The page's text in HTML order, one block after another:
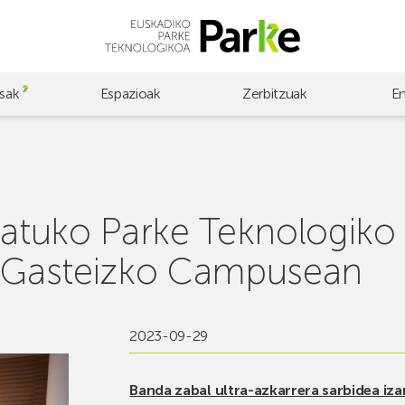
Espazioak Zerbitzuak
Parke
Campusean
2023-09-29
Banda zabal ultra-azkarrera sarbidea